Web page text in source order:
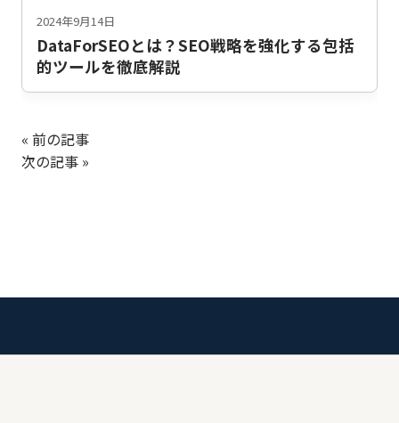
2024年9月14日
DataForSEOとは？SEO戦略を強化する包括
的ツールを徹底解説
« 前の記事
次の記事 »